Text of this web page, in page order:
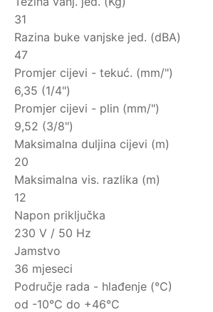
31
Razina buke vanjske jed. (dBA)
47
Promjer cijevi - tekuć. (mm/")
6,35 (1/4")
Promjer cijevi - plin (mm/")
9,52 (3/8")
Maksimalna duljina cijevi (m)
20
Maksimalna vis. razlika (m)
12
Napon priključka
230 V / 50 Hz
Jamstvo
36 mjeseci
Područje rada - hlađenje (°C)
od -10°C do +46°C